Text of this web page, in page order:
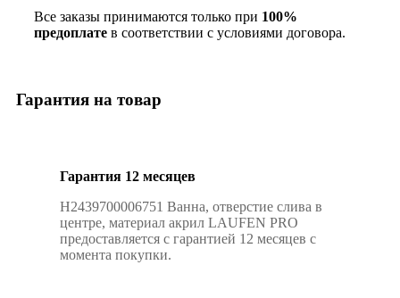
Все заказы принимаются только при 100%
предоплате в соответствии с условиями договора.
Гарантия на товар
Гарантия 12 месяцев
H2439700006751 Ванна, отверстие слива в
центре, материал акрил LAUFEN PRO
предоставляется с гарантией 12 месяцев с
момента покупки.